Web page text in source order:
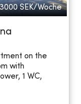
SEK/Woche
on the
with
1 WC,